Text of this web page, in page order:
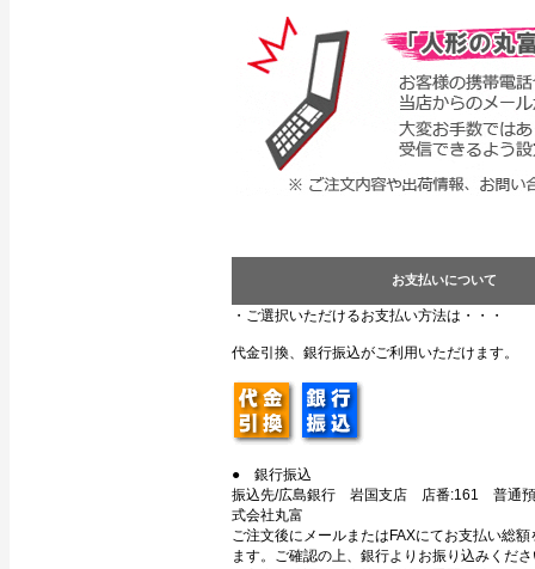
お支払いについて
・ご選択いただけるお支払い方法は・・・
代金引換、銀行振込がご利用いただけます。
● 銀行振込
振込先/広島銀行 岩国支店 店番:161 普通
式会社丸富
ご注文後にメールまたはFAXにてお支払い総
ます。ご確認の上、銀行よりお振り込みくだ